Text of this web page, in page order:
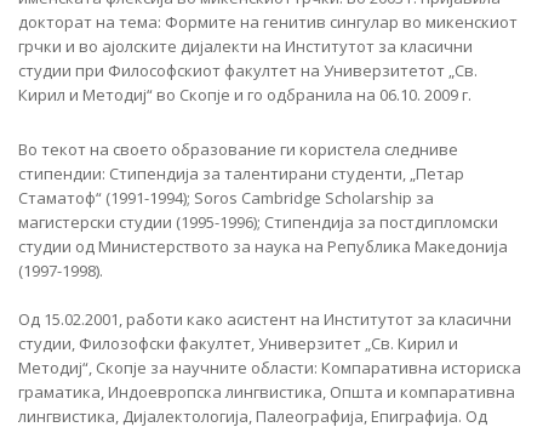
докторат на тема: Формите на генитив сингулар во микенскиот
грчки и во ајолските дијалекти на Институтот за класични
студии при Философскиот факултет на Универзитетот „Св.
Кирил и Методиј“ во Скопје и го одбранила на 06.10. 2009 г.
Во текот на своето образование ги користела следниве
стипендии: Стипендија за талентирани студенти, „Петар
Стаматоф“ (1991-1994); Soros Cambridge Scholarship за
магистерски студии (1995-1996); Стипендија за постдипломски
студии од Министерството за наука на Република Македонија
(1997-1998).
Од 15.02.2001, работи како асистент на Институтот за класични
студии, Филозофски факултет, Универзитет „Св. Кирил и
Методиј“, Скопје за научните области: Компаративна историска
граматика, Индоевропска лингвистика, Општа и компаративна
лингвистика, Дијалектологија, Палеографија, Епиграфија. Од